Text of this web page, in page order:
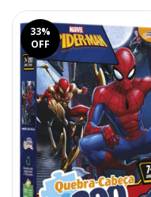
33%
OFF